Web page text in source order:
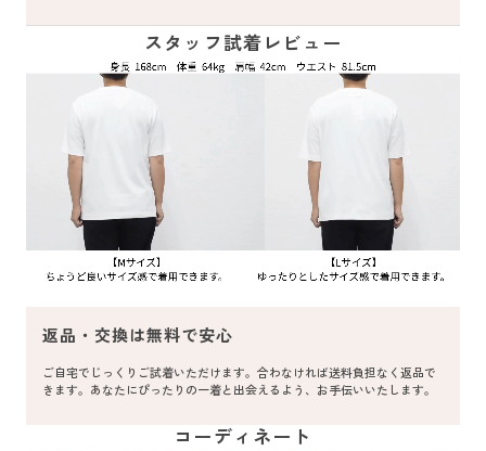
スタッフ試着レビュー
返品・交換は無料で安心
ご自宅でじっくりご試着いただけます。合わなければ送料負担なく返品で
きます。あなたにぴったりの一着と出会えるよう、お手伝いいたします。
コーディネート